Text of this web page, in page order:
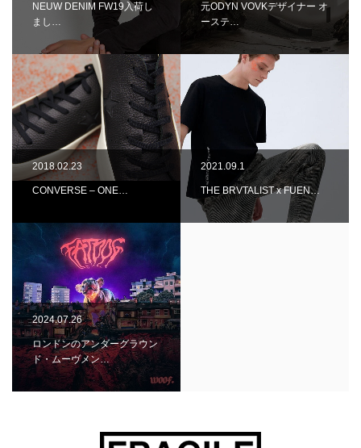
NEUW DENIM FW19入荷し
まし…
元ODYN VOVKデザイナー オ
ーステ…
2018.02.23
CONVERSE – ONE…
2021.09.1
THE BRVTALIST x FUEN…
2024.07.26
ロンドンのアンダーグラウン
ド・ムーヴメン…